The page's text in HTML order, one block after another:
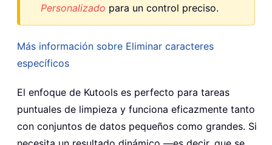
Personalizado para un control preciso.
Más información sobre Eliminar caracteres
específicos
El enfoque de Kutools es perfecto para tareas
puntuales de limpieza y funciona eficazmente tanto
con conjuntos de datos pequeños como grandes. Si